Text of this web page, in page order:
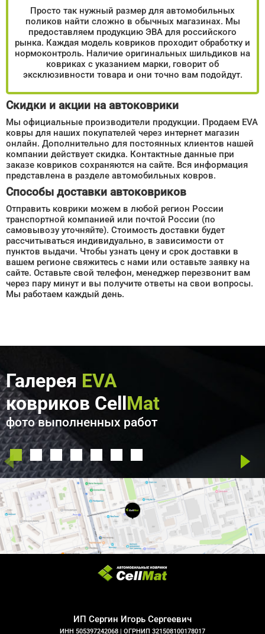
Просто так нужный размер для автомобильных
поликов найти сложно в обычных магазинах. Мы
предоставляем продукцию ЭВА для российского
рынка. Каждая модель ковриков проходит обработку и
нормоконтроль. Наличие оригинальных шильдиков на
ковриках с указанием марки, говорит об
эксклюзивности товара и они точно вам подойдут.
Скидки и акции на автоковрики
Мы официальные производители продукции. Продаем EVA
ковры для наших покупателей через интернет магазин
онлайн. Дополнительно для постоянных клиентов нашей
компании действует скидка. Контактные данные при
заказе ковриков сохраняются на сайте. Вся информация
представлена в разделе автомобильных ковров.
Способы доставки автоковриков
Отправить коврики можем в любой регион России
транспортной компанией или почтой России (по
самовывозу уточняйте). Стоимость доставки будет
рассчитываться индивидуально, в зависимости от
пунктов выдачи. Чтобы узнать цену и срок доставки в
вашем регионе свяжитесь с нами или оставьте заявку на
сайте. Оставьте свой телефон, менеджер перезвонит вам
через пару минут и вы получите ответы на свои вопросы.
Мы работаем каждый день.
Галерея EVA
ковриков CellMat
фото выполненных работ
ИП Сергин Игорь Сергеевич
ИНН 505397242068 | ОГРНИП 321508100178017